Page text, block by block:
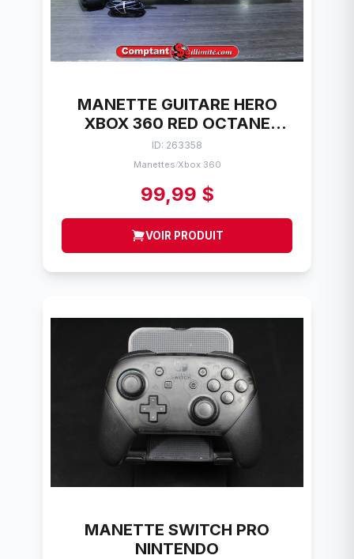
MANETTE GUITARE HERO
XBOX 360 RED OCTANE
95157.805
ID: 263358
Manettes/Xbox 360
99,99 $
VOIR PRODUIT
MANETTE SWITCH PRO
NINTENDO